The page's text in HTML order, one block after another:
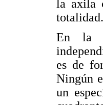
la axila
totalidad.
En la
es de
Ningún
un